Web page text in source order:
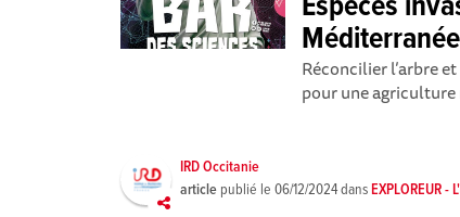
Méditerranée
Réconcilier l’arbre
pour une
IRD Occitanie
article publié le06/12/2024dansEXPLOREUR -